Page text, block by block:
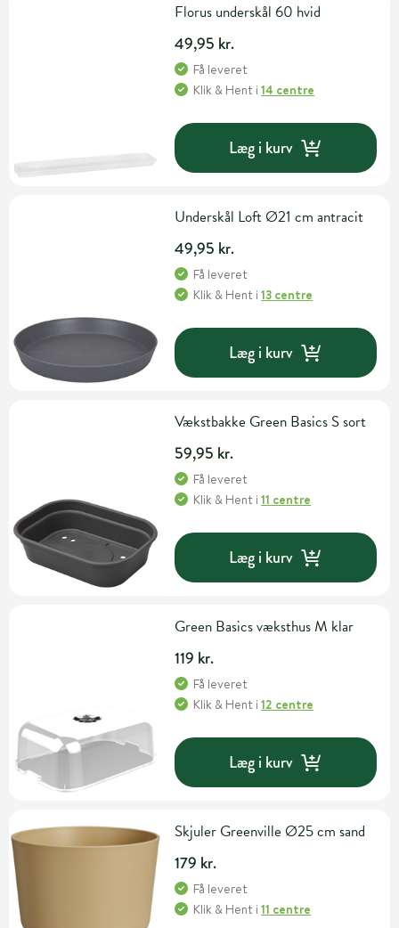
Florus underskål 60 hvid
49,95 kr.
Få leveret
Klik & Hent i14 centre
Læg i kurv
Underskål Loft Ø21 cm antracit
49,95 kr.
Få leveret
Klik & Hent i13 centre
Læg i kurv
Vækstbakke Green Basics S sort
59,95 kr.
Få leveret
Klik & Hent i11 centre
Læg i kurv
Green Basics væksthus M klar
119 kr.
Få leveret
Klik & Hent i12 centre
Læg i kurv
Skjuler Greenville Ø25 cm sand
179 kr.
Få leveret
Klik & Hent i11 centre